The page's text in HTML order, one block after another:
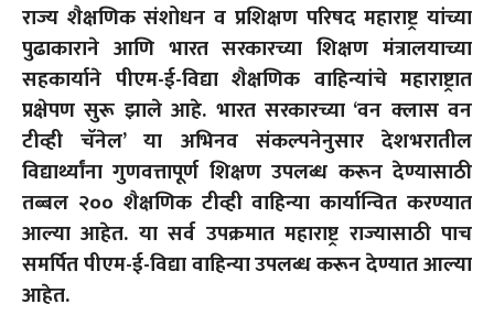
राज्य शैक्षणिक संशोधन व प्रशिक्षण परिषद महाराष्ट्र यांच्या
पुढाकाराने आणि भारत सरकारच्या शिक्षण मंत्रालयाच्या
सहकार्याने पीएम-ई-विद्या शैक्षणिक वाहिन्यांचे महाराष्ट्रात
प्रक्षेपण सुरू झाले आहे. भारत सरकारच्या ‘वन क्लास वन
टीव्ही चॅनेल’ या अभिनव संकल्पनेनुसार देशभरातील
विद्यार्थ्यांना गुणवत्तापूर्ण शिक्षण उपलब्ध करून देण्यासाठी
तब्बल २०० शैक्षणिक टीव्ही वाहिन्या कार्यान्वित करण्यात
आल्या आहेत. या सर्व उपक्रमात महाराष्ट्र राज्यासाठी पाच
समर्पित पीएम-ई-विद्या वाहिन्या उपलब्ध करून देण्यात आल्या
आहेत.